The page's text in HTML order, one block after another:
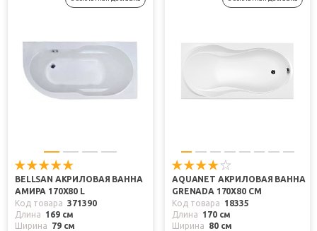
BELLSAN АКРИЛОВАЯ ВАННА
АМИРА 170X80 L
Код товара 371390
Длина
169 см
Ширина
79 см
AQUANET АКРИЛОВАЯ ВАННА
GRENADA 170Х80 СМ
Код товара
18335
Длина
170 см
Ширина
80 см